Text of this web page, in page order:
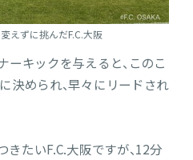
えずに挑んだF.C.大阪
ーキックを与えると、このこ
決められ、早々にリードされ
たいF.C.大阪ですが、12分